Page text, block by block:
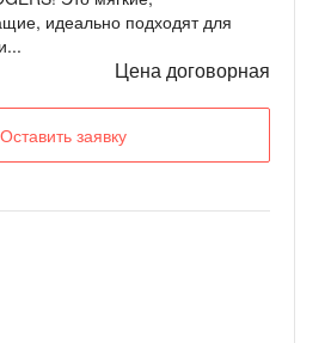
идеально подходят для
Цена договорная
Оставить заявку